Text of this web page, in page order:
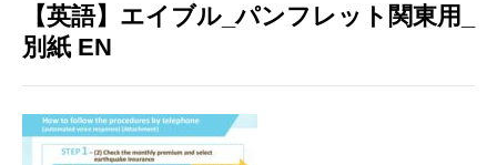
【英語】エイブル_パンフレット関東用_
別紙 EN